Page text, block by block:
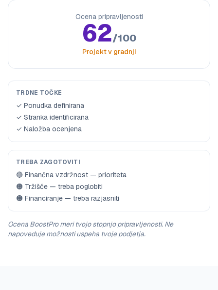
Ocena pripravljenosti
62/100
Projekt v gradnji
TRDNE TOČKE
✓ Ponudka definirana
✓ Stranka identificirana
✓ Naložba ocenjena
TREBA ZAGOTOVITI
🔴 Finančna vzdržnost — prioriteta
🟠 Tržišče — treba poglobiti
🟠 Financiranje — treba razjasniti
Ocena BoostPro meri tvojo stopnjo pripravljenosti. Ne
napoveduje možnosti uspeha tvoje podjetja.